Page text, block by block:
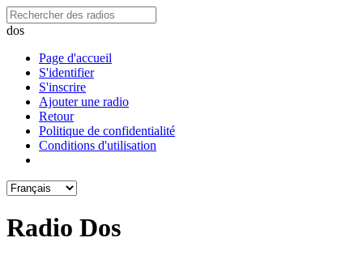
dos
Page d'accueil
S'identifier
S'inscrire
Ajouter une radio
Retour
Politique de confidentialité
Conditions d'utilisation
Radio Dos